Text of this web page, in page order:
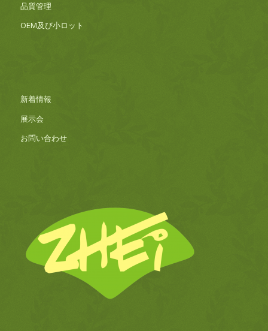
品質管理
OEM及び小ロット
新着情報
展示会
お問い合わせ